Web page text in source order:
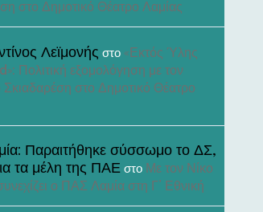
στο Δημοτικό Θέατρο Λαμίας
Λεϊμονής στο «Εκτός Ύλης
Πολιτική εξομολόγηση με τον
Σκιαδαρέση στο Δημοτικό Θέατρο
Παραιτήθηκε σύσσωμο το ΔΣ,
τα μέλη της ΠΑΕ στο Με τον Νίκο
ο ΠΑΣ Λαμία στη Γ’ Εθνική